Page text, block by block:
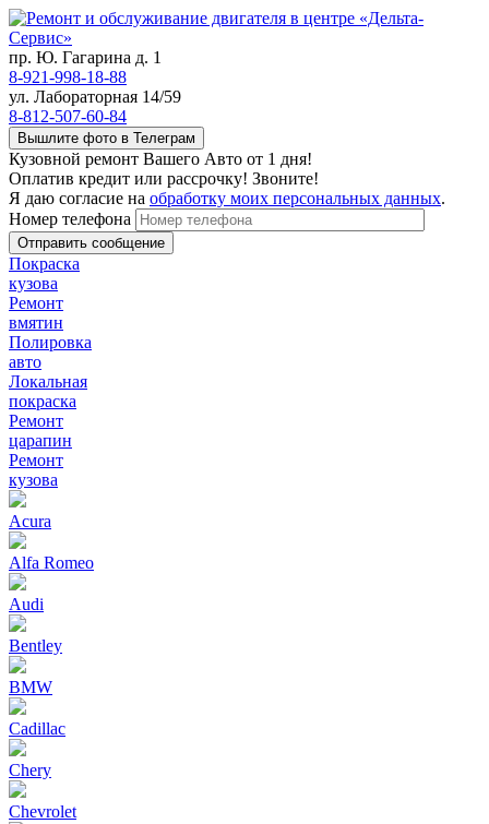
пр. Ю. Гагарина д. 1
8-921-998-18-88
ул. Лабораторная 14/59
8-812-507-60-84
Вышлите фото в Телеграм
Кузовной ремонт Вашего Авто от 1 дня!
Оплатив кредит или рассрочку! Звоните!
Я даю согласие на обработку моих персональных данных.
Номер телефона
Покраска
кузова
Ремонт
вмятин
Полировка
авто
Локальная
покраска
Ремонт
царапин
Ремонт
кузова
Acura
Alfa Romeo
Audi
Bentley
BMW
Cadillac
Chery
Chevrolet